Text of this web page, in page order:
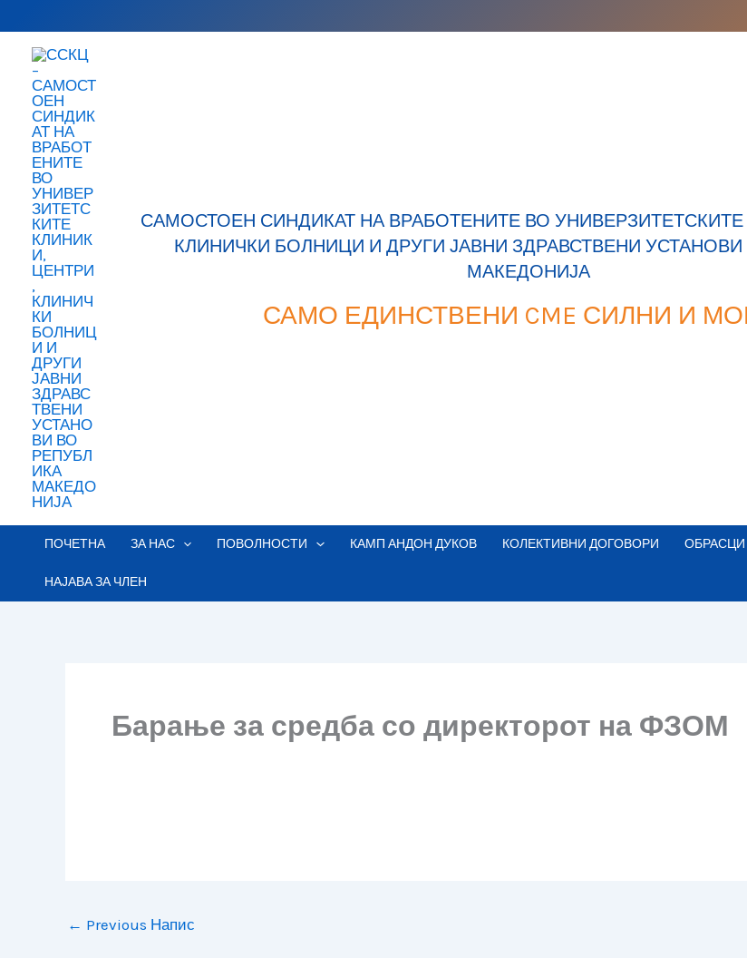
to
content
САМОСТОЕН СИНДИКАТ НА ВРАБОТЕНИТЕ ВО
КЛИНИЧКИ БОЛНИЦИ И ДРУГИ ЈАВНИ ЗДРАВСТВЕНИ
МАКЕДОНИЈА
САМО ЕДИНСТВЕНИ CME СИЛНИ И
ПОЧЕТНА ЗА НАС ПОВОЛНОСТИ КАМП АНДОН ДУКОВ КОЛЕКТИВНИ ДОГОВОРИ
НАЈАВА ЗА ЧЛЕН
Барање за средба со директорот на ФЗОМ
← Previous Напис